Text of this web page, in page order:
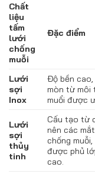
Chất
liệu
tấm
lưới
chống
muỗi
Đặc điểm
Lưới
sợi
Inox
Độ bền
mòn từ môi
muổi được
Lưới
sợi
thủy
tinh
Cấu tạo từ
nên các
chống
được phủ
cao.